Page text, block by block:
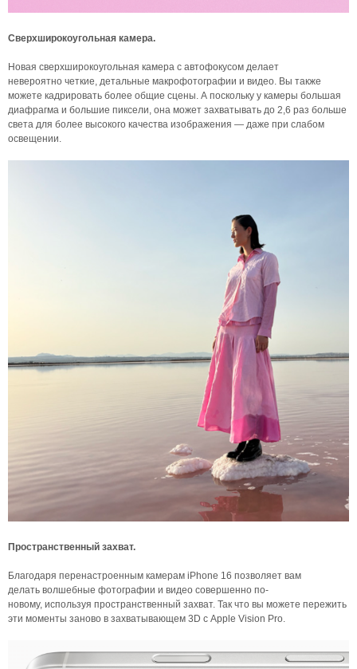
Сверхширокоугольная камера.
Новая сверхширокоугольная камера с автофокусом делает
невероятно четкие, детальные макрофотографии и видео. Вы также
можете кадрировать более общие сцены. А поскольку у камеры большая
диафрагма и большие пиксели, она может захватывать до 2,6 раз больше
света для более высокого качества изображения — даже при слабом
освещении.
Пространственный захват.
Благодаря перенастроенным камерам iPhone 16 позволяет вам
делать волшебные фотографии и видео совершенно по-
новому, используя пространственный захват. Так что вы можете пережить
эти моменты заново в захватывающем 3D с Apple Vision Pro.